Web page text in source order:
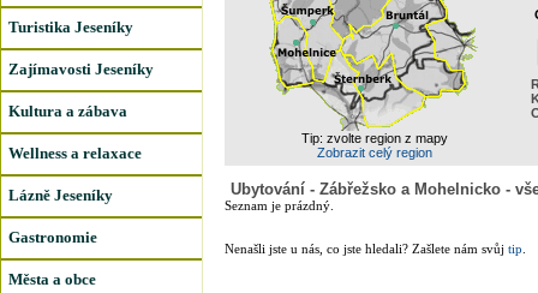
Turistika Jeseníky
Zajímavosti Jeseníky
Kultura a zábava
Wellness a relaxace
Lázně Jeseníky
Gastronomie
Města a obce
Tip: zvolte region z mapy
Zobrazit celý region
Ubytování - Zábřežsko a Mohelnicko -
Seznam je prázdný.
Nenašli jste u nás, co jste hledali? Zašlete nám svůj tip